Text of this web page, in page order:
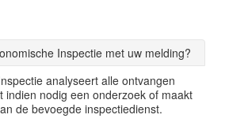
Inspectie met uw melding?
analyseert alle ontvangen
indien nodig een onderzoek of maakt
de bevoegde inspectiedienst.